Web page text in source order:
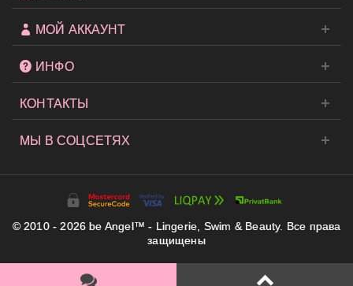
МОЙ АККАУНТ
ИНФО
КОНТАКТЫ
МЫ В СОЦСЕТЯХ
© 2010 - 2026 be Angel™ - Lingerie, Swim & Beauty. Все права
защищены